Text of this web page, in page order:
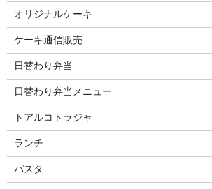
オリジナルケーキ
ケーキ通信販売
日替わり弁当
日替わり弁当メニュー
トアルコトラジャ
ランチ
パスタ